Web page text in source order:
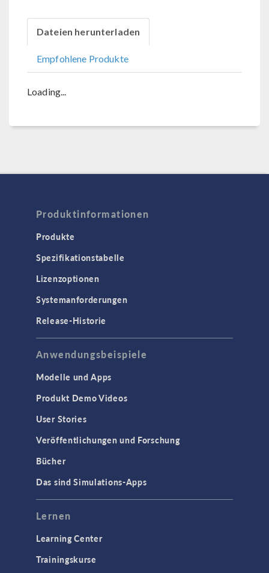
Dateien herunterladen
Empfohlene Produkte
Loading...
Produktinformationen
Produkte
Spezifikationstabelle
Lizenzoptionen
Systemanforderungen
Release-Historie
Anwendungsbeispiele
Modelle und Apps
Produkt Demo Videos
User Stories
Veröffentlichungen und Forschung
Bücher
Das sind Simulations-Apps
Lernen
Learning Center
Trainingskurse